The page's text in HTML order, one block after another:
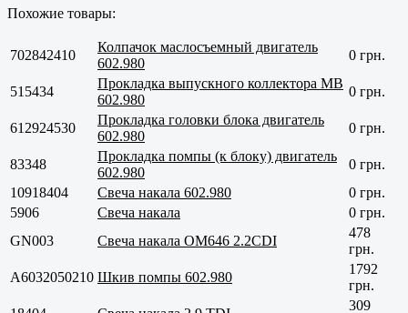
Похожие товары:
702842410
Колпачок маслосъемный двигатель
602.980
0 грн.
515434
Прокладка выпускного коллектора MB
602.980
0 грн.
612924530
Прокладка головки блока двигатель
602.980
0 грн.
83348
Прокладка помпы (к блоку) двигатель
602.980
0 грн.
10918404
Свеча накала 602.980
0 грн.
5906
Свеча накала
0 грн.
GN003
Свеча накала OM646 2.2CDI
478
грн.
A6032050210 Шкив помпы 602.980
1792
грн.
309